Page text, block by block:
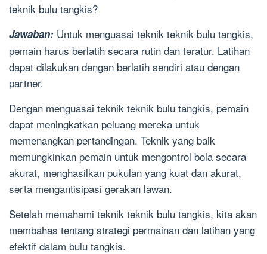
teknik bulu tangkis?
Jawaban: Untuk menguasai teknik teknik bulu tangkis,
pemain harus berlatih secara rutin dan teratur. Latihan
dapat dilakukan dengan berlatih sendiri atau dengan
partner.
Dengan menguasai teknik teknik bulu tangkis, pemain
dapat meningkatkan peluang mereka untuk
memenangkan pertandingan. Teknik yang baik
memungkinkan pemain untuk mengontrol bola secara
akurat, menghasilkan pukulan yang kuat dan akurat,
serta mengantisipasi gerakan lawan.
Setelah memahami teknik teknik bulu tangkis, kita akan
membahas tentang strategi permainan dan latihan yang
efektif dalam bulu tangkis.